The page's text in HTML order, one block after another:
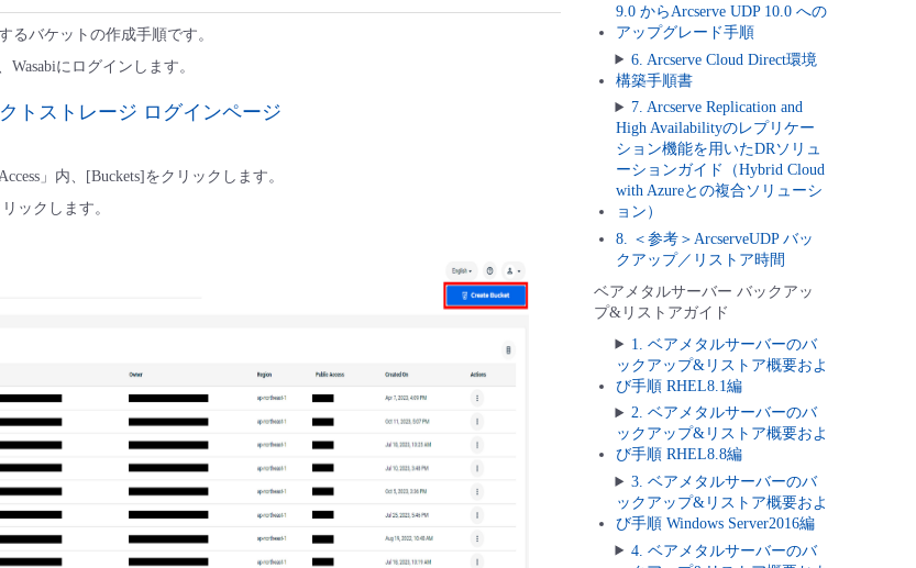
るバケットの作成手順です。
にログインします。
トストレージ ログインページ
」内、[Buckets]をクリックします。
ックします。
9.0 からArcserve UDP 10.0 への
アップグレード手順
6. Arcserve Cloud Direct環境
構築手順書
7. Arcserve Replication and
High Availabilityのレプリケー
ション機能を用いたDRソリュ
ーションガイド（Hybrid Cloud
with Azureとの複合ソリューシ
ョン）
8. ＜参考＞ArcserveUDP バッ
クアップ／リストア時間
ベアメタルサーバー バックアッ
プ&リストアガイド
1. ベアメタルサーバーのバ
ックアップ&リストア概要およ
び手順 RHEL8.1編
2. ベアメタルサーバーのバ
ックアップ&リストア概要およ
び手順 RHEL8.8編
3. ベアメタルサーバーのバ
ックアップ&リストア概要およ
び手順 Windows Server2016編
4. ベアメタルサーバーのバ